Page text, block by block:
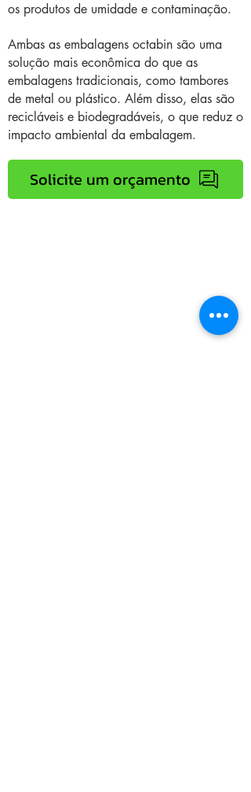
os produtos de umidade e contaminação.
Ambas as embalagens octabin são uma
solução mais econômica do que as
embalagens tradicionais, como tambores
de metal ou plástico. Além disso, elas são
recicláveis e biodegradáveis, o que reduz o
impacto ambiental da embalagem.
Solicite um orçamento